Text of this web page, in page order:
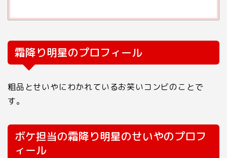
霜降り明星のプロフィール
粗品とせいやにわかれているお笑いコンビのことで
す。
ボケ担当の霜降り明星のせいやのプロフ
ィール